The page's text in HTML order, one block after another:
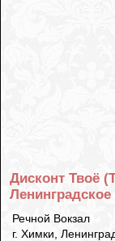
Дисконт Твоё
Речной Вокзал
г. Химки,